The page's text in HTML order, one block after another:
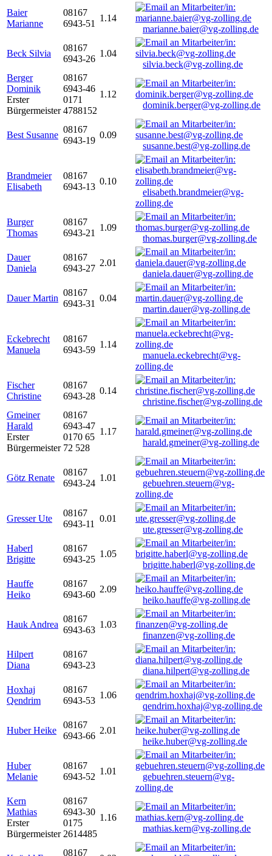
Baier
Marianne
08167
6943-51
1.14
marianne.baier@vg-zolling.de
Beck Silvia
08167
6943-26
1.04
silvia.beck@vg-zolling.de
Berger
Dominik
Erster
Bürgermeister
08167
6943-46
0171
4788152
1.12
dominik.berger@vg-zolling.de
Best Susanne
08167
6943-19
0.09
susanne.best@vg-zolling.de
Brandmeier
Elisabeth
08167
6943-13
0.10
elisabeth.brandmeier@vg-
zolling.de
Burger
Thomas
08167
6943-21
1.09
thomas.burger@vg-zolling.de
Dauer
Daniela
08167
6943-27
2.01
daniela.dauer@vg-zolling.de
Dauer Martin
08167
6943-31
0.04
martin.dauer@vg-zolling.de
Eckebrecht
Manuela
08167
6943-59
1.14
manuela.eckebrecht@vg-
zolling.de
Fischer
Christine
08167
6943-28
0.14
christine.fischer@vg-zolling.de
Gmeiner
Harald
Erster
Bürgermeister
08167
6943-47
0170 65
72 528
1.17
harald.gmeiner@vg-zolling.de
Götz Renate
08167
6943-24
1.01
gebuehren.steuern@vg-
zolling.de
Gresser Ute
08167
6943-11
0.01
ute.gresser@vg-zolling.de
Haberl
Brigitte
08167
6943-25
1.05
brigitte.haberl@vg-zolling.de
Hauffe
Heiko
08167
6943-60
2.09
heiko.hauffe@vg-zolling.de
Hauk Andrea
08167
6943-63
1.03
finanzen@vg-zolling.de
Hilpert
Diana
08167
6943-23
diana.hilpert@vg-zolling.de
Hoxhaj
Qendrim
08167
6943-53
1.06
qendrim.hoxhaj@vg-zolling.de
Huber Heike
08167
6943-66
2.01
heike.huber@vg-zolling.de
Huber
Melanie
08167
6943-52
1.01
gebuehren.steuern@vg-
zolling.de
Kern
Mathias
Erster
Bürgermeister
08167
6943-30
0175
2614485
1.16
mathias.kern@vg-zolling.de
08167